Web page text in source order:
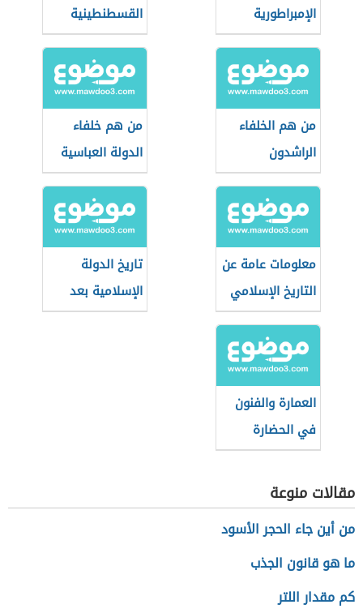
الإمبراطورية
العثمانية
القسطنطينية
من هم الخلفاء
الراشدون
من هم خلفاء
الدولة العباسية
معلومات عامة عن
التاريخ الإسلامي
تاريخ الدولة
الإسلامية بعد
الخلفاء الراشدين
العمارة والفنون
في الحضارة
الإسلامية
مقالات منوعة
من أين جاء الحجر الأسود
ما هو قانون الجذب
كم مقدار اللتر